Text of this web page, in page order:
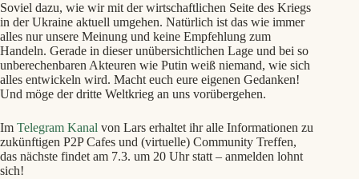
Soviel dazu, wie wir mit der wirtschaftlichen Seite des Kriegs
in der Ukraine aktuell umgehen. Natürlich ist das wie immer
alles nur unsere Meinung und keine Empfehlung zum
Handeln. Gerade in dieser unübersichtlichen Lage und bei so
unberechenbaren Akteuren wie Putin weiß niemand, wie sich
alles entwickeln wird. Macht euch eure eigenen Gedanken!
Und möge der dritte Weltkrieg an uns vorübergehen.
Im Telegram Kanal von Lars erhaltet ihr alle Informationen zu
zukünftigen P2P Cafes und (virtuelle) Community Treffen,
das nächste findet am 7.3. um 20 Uhr statt – anmelden lohnt
sich!